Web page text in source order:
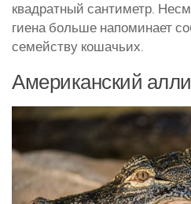
квадратный сантиметр.
гиена больше напоминает
семейству кошачьих.
Американский